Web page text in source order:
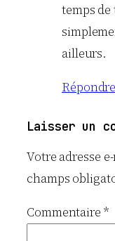
temps
ailleurs.
Répondre
Laisser un
Votre adresse
champs
Commentaire *